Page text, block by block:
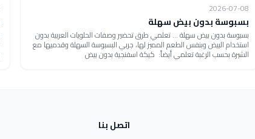
2026-07-08
بسبوسة بدون بيض سهلة
بسبوسة بدون بيض سهلة ... تعلمي طرق تحضير وصفات الحلويات العربية بدون
استخدام البيض وبنفس الطعم المميز لها، جربي البسبوسة السهلة وقدميها مع
الشيرة بحسب الرغبة تعلمي أيضاً: كيكة اسفنجية بدون بيض
اتصل بنا